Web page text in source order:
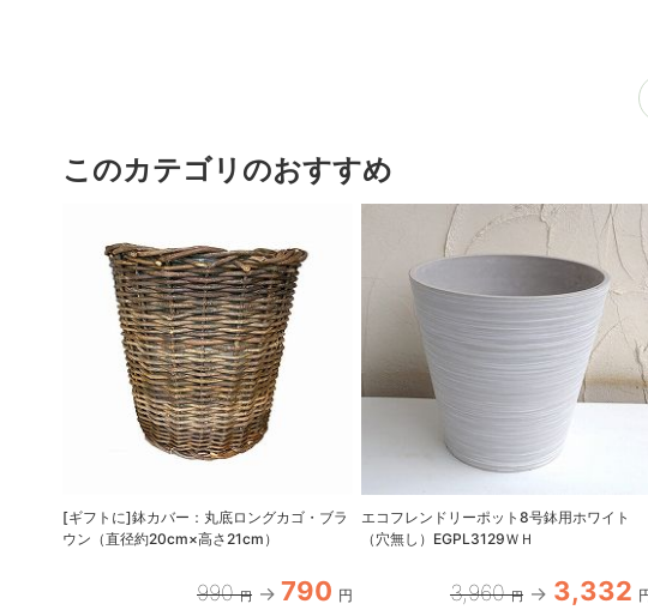
このカテゴリのおすすめ
[ギフトに]鉢カバー：丸底ロングカゴ・ブラ
ウン（直径約20cm×高さ21cm）
990 円 790 円
エコフレンドリーポット8号鉢用ホワイト
（穴無し）EGPL3129ＷＨ
3,960 円 3,332